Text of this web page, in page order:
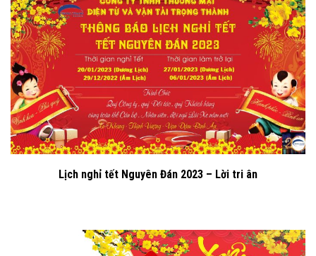
Lịch nghỉ tết Nguyên Đán 2023 – Lời tri ân